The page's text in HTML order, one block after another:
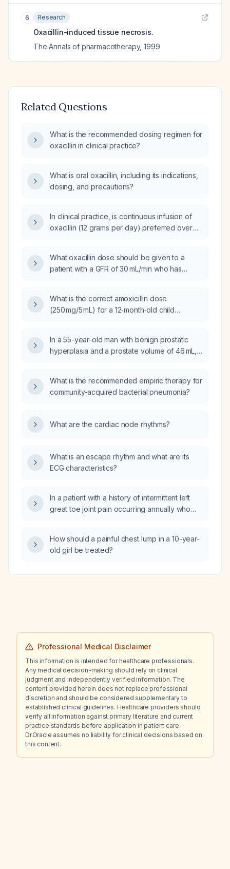
6 Research
Oxacillin-induced tissue necrosis.
The Annals of pharmacotherapy,1999
Related Questions
What is the recommended dosing regimen for
oxacillin in clinical practice?
What is oral oxacillin, including its indications,
dosing, and precautions?
In clinical practice, is continuous infusion of
oxacillin (12 grams per day) preferred over
What oxacillin dose should be given to a
patient with a GFR of 30 mL/min who has
What is the correct amoxicillin dose
(250 mg/5 mL) for a 12‑month‑old child
In a 55-year-old man with benign prostatic
hyperplasia and a prostate volume of 46 mL,
attributed to the BPH?
What is the recommended empiric therapy for
community-acquired bacterial pneumonia?
What are the cardiac node rhythms?
What is an escape rhythm and what are its
ECG characteristics?
In a patient with a history of intermittent left
great toe joint pain occurring annually who
colchicine and prednisone?
How should a painful chest lump in a 10-year-
old girl be treated?
Professional Medical Disclaimer
This information is intended for healthcare professionals.
Any medical decision-making should rely on clinical
judgment and independently verified information. The
content provided herein does not replace professional
discretion and should be considered supplementary to
established clinical guidelines. Healthcare providers should
verify all information against primary literature and current
practice standards before application in patient care.
Dr.Oracle assumes no liability for clinical decisions based on
this content.